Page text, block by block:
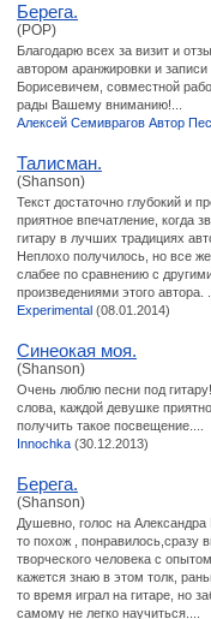
Берега.
(POP)
Благодарю всех за визит и
автором аранжировки и
Борисевичем, совместной
рады Вашему вниманию!...
Алексей Семиврагов Автор
Талисман.
(Shanson)
Текст достаточно глубокий и
приятное впечатление, когда
гитару в лучших традициях
Неплохо получилось, но все
слабее по сравнению с
произведениями этого автора. ...
Experimental (08.01.2014)
Синеокая моя.
(Shanson)
Очень люблю песни под
слова, каждой девушке
получить такое посвещение....
Innochka (30.12.2013)
Берега.
(Shanson)
Душевно, голос на
то похож , понравилось,сразу
творческого человека с
кажется знаю в этом толк,
то время играл на гитаре, но
самому не легко научиться....